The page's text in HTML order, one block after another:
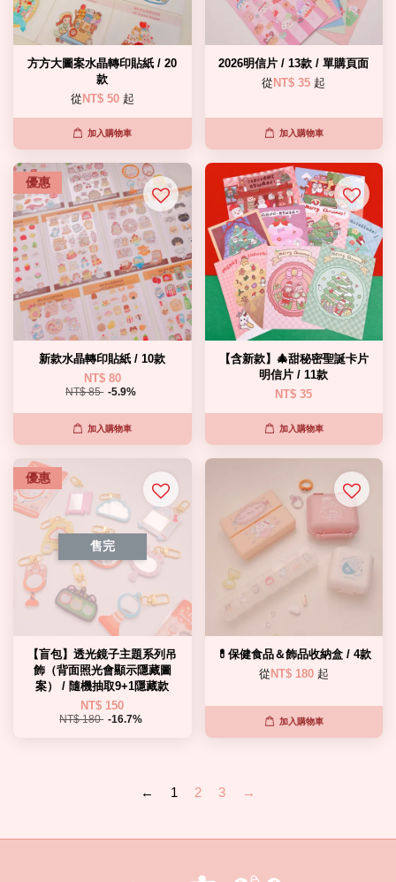
方方大圖案水晶轉印貼紙 / 20
款
從 NT$ 50 起
加入購物車
2026明信片 / 13款 / 單購頁面
從 NT$ 35 起
加入購物車
優惠
新款水晶轉印貼紙 / 10款
NT$ 80
NT$ 85 -5.9%
加入購物車
【含新款】🎄甜秘密聖誕卡片
明信片 / 11款
NT$ 35
加入購物車
優惠
售完
【盲包】透光鏡子主題系列吊
飾（背面照光會顯示隱藏圖
案） / 隨機抽取9+1隱藏款
NT$ 150
NT$ 180 -16.7%
💊保健食品＆飾品收納盒 / 4款
從 NT$ 180 起
加入購物車
← 1 2 3 →